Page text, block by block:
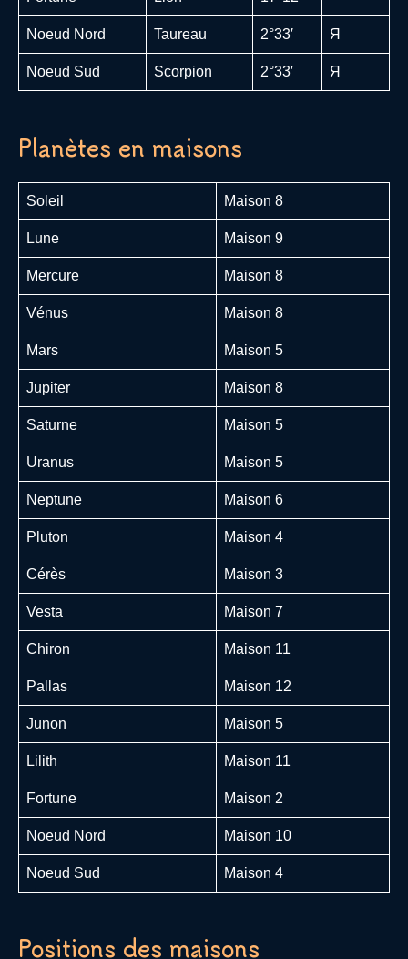
Noeud Nord Taureau 2°33′ Я
Noeud Sud Scorpion 2°33′ Я
Planètes en maisons
Soleil Maison 8
Lune Maison 9
Mercure Maison 8
Vénus Maison 8
Mars Maison 5
Jupiter Maison 8
Saturne Maison 5
Uranus Maison 5
Neptune Maison 6
Pluton Maison 4
Cérès Maison 3
Vesta Maison 7
Chiron Maison 11
Pallas Maison 12
Junon Maison 5
Lilith Maison 11
Fortune Maison 2
Noeud Nord Maison 10
Noeud Sud Maison 4
Positions des maisons